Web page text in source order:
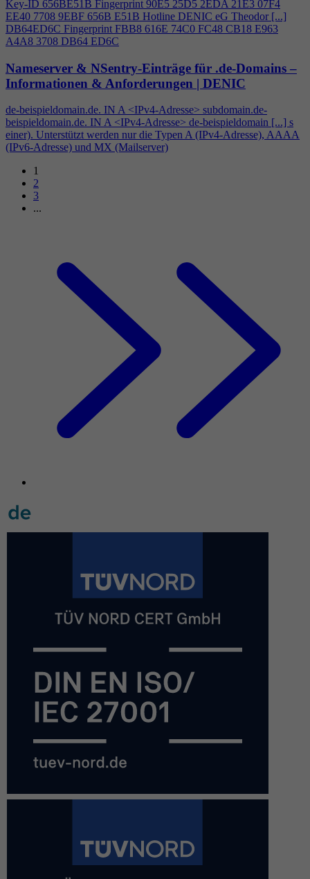
Key-ID 656BE51B Fingerprint 90E5 25D5 2EDA 21E3 07F4
EE40 7708 9EBF 656B E51B Hotline DENIC eG Theodor [...]
DB64ED6C Fingerprint FBB8 616E 74C0 FC48 CB18 E963
A4A8 3708 DB64 ED6C
Nameserver & NSentry-Einträge für .de-Domains –
Informationen & Anforderungen | DENIC
de-beispieldomain.de. IN A <IPv4-Adresse> subdomain.de-
beispieldomain.de. IN A <IPv4-Adresse> de-beispieldomain [...] s
einer). Unterstützt werden nur die Typen A (IPv4-Adresse), AAAA
(IPv6-Adresse) und MX (Mailserver)
1
2
3
...